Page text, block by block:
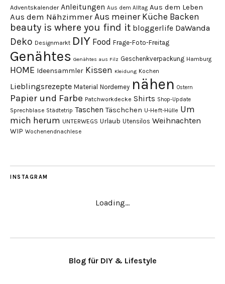
Adventskalender Anleitungen Aus dem Alltag Aus dem Leben
Aus dem Nähzimmer Aus meiner Küche Backen
beauty is where you find it bloggerlife DaWanda
Deko Designmarkt DIY Food Frage-Foto-Freitag
Genähtes Genähtes aus Filz Geschenkverpackung Hamburg
HOME Ideensammler Kissen Kleidung Kochen
Lieblingsrezepte Material Norderney nähen Ostern
Papier und Farbe Patchworkdecke Shirts Shop-Update
Sprechblase Städtetrip Taschen Täschchen U-Heft-Hülle Um
mich herum UNTERWEGS Urlaub Utensilos Weihnachten
WIP Wochenendnachlese
INSTAGRAM
Loading...
Blog für DIY & Lifestyle